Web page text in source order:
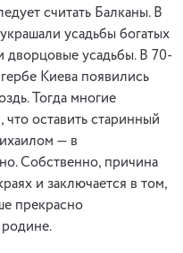
считать Балканы. В
усадьбы богатых
дворцовые усадьбы. В 70-
Киева появились
Тогда многие
оставить старинный
— в
Собственно, причина
и заключается в том,
прекрасно
родине.